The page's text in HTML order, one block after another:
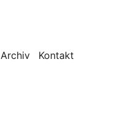
Archiv Kontakt